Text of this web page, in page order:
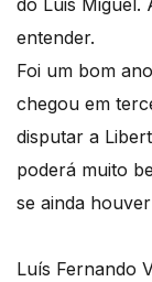
entender.
Foi um bom
chegou em
disputar a
poderá muito
se ainda
Luís Fernando